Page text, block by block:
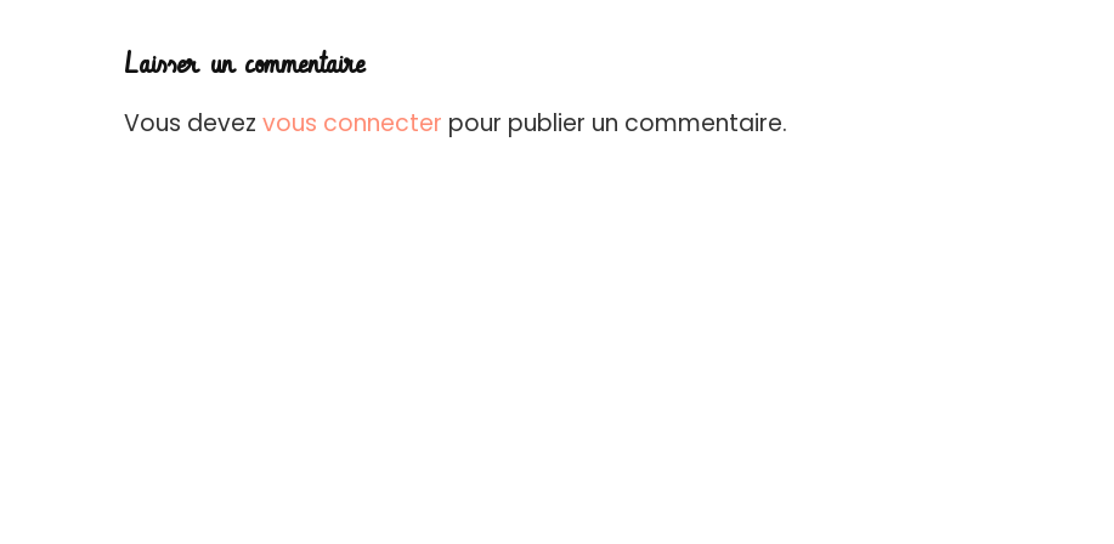
Laisser un commentaire
Vous devez vous connecter pour publier un commentaire.